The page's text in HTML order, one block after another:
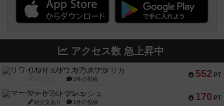
アクセス数 急上昇中
552 PT
リワイルド：サウスアメリカ
2件の投稿
170 PT
マーケットフレッシュ
紹介文あり 1件の投稿